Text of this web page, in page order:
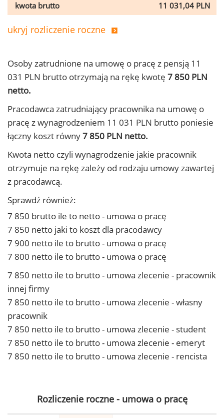
kwota brutto
11 031,04 PLN
ukryj rozliczenie roczne
Osoby zatrudnione na umowę o pracę z pensją 11
031 PLN brutto otrzymają na rękę kwotę 7 850 PLN
netto.
Pracodawca zatrudniający pracownika na umowę o
pracę z wynagrodzeniem 11 031 PLN brutto poniesie
łączny koszt równy7 850 PLN netto.
Kwota netto czyli wynagrodzenie jakie pracownik
otrzymuje na rękę zależy od rodzaju umowy zawartej
z pracodawcą.
Sprawdź również:
7 850 brutto ile to netto - umowa o pracę
7 850 netto jaki to koszt dla pracodawcy
7 900 netto ile to brutto - umowa o pracę
7 800 netto ile to brutto - umowa o pracę
7 850 netto ile to brutto - umowa zlecenie - pracownik
innej firmy
7 850 netto ile to brutto - umowa zlecenie - własny
pracownik
7 850 netto ile to brutto - umowa zlecenie - student
7 850 netto ile to brutto - umowa zlecenie - emeryt
7 850 netto ile to brutto - umowa zlecenie - rencista
Rozliczenie roczne - umowa o pracę